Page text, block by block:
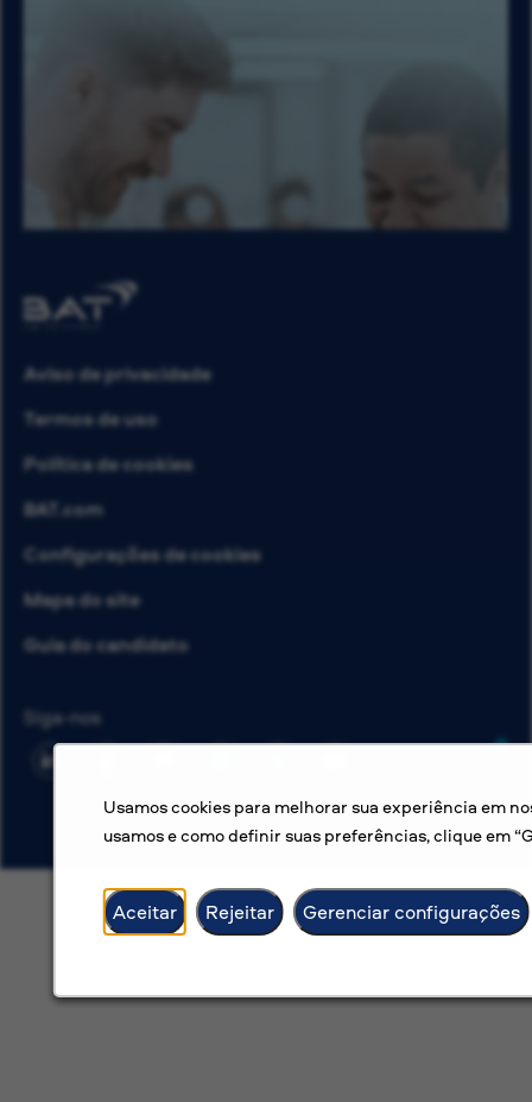
Usamos cookies para melhorar sua experiência em
usamos e como definir suas preferências, clique em
Aceitar Rejeitar Gerenciar configurações
Aviso de privacidade
Termos de uso
Política de cookies
BAT.com
Configurações de cookies
Mapa do site
Guia do candidato
Siga-nos